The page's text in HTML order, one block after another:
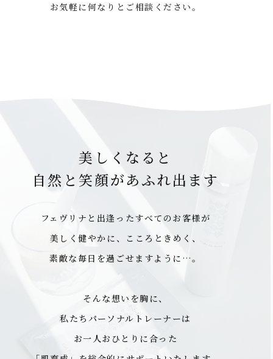
お気軽に何なりとご相談ください。
美しくなると
自然と笑顔があふれ出ます
フェヴリナと出逢ったすべてのお客様が
美しく健やかに、こころときめく、
素敵な毎日を過ごせますように…。
そんな想いを胸に、
私たちパーソナルトレーナーは
お一人おひとりに合った